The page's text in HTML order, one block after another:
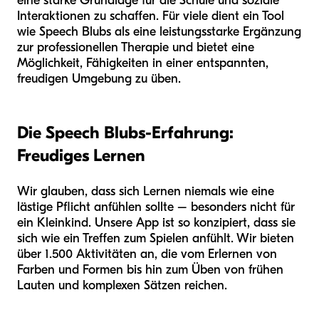
Interaktionen zu schaffen. Für viele dient ein Tool
wie Speech Blubs als eine leistungsstarke Ergänzung
zur professionellen Therapie und bietet eine
Möglichkeit, Fähigkeiten in einer entspannten,
freudigen Umgebung zu üben.
Die Speech Blubs-Erfahrung:
Freudiges Lernen
Wir glauben, dass sich Lernen niemals wie eine
lästige Pflicht anfühlen sollte – besonders nicht für
ein Kleinkind. Unsere App ist so konzipiert, dass sie
sich wie ein Treffen zum Spielen anfühlt. Wir bieten
über 1.500 Aktivitäten an, die vom Erlernen von
Farben und Formen bis hin zum Üben von frühen
Lauten und komplexen Sätzen reichen.